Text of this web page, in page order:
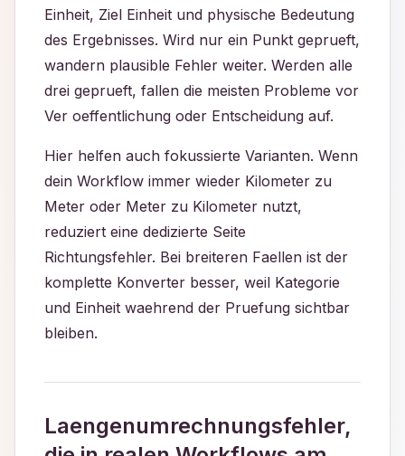
Einheit, Ziel Einheit und physische Bedeutung
des Ergebnisses. Wird nur ein Punkt geprueft,
wandern plausible Fehler weiter. Werden alle
drei geprueft, fallen die meisten Probleme vor
Ver oeffentlichung oder Entscheidung auf.
Hier helfen auch fokussierte Varianten. Wenn
dein Workflow immer wieder Kilometer zu
Meter oder Meter zu Kilometer nutzt,
reduziert eine dedizierte Seite
Richtungsfehler. Bei breiteren Faellen ist der
komplette Konverter besser, weil Kategorie
und Einheit waehrend der Pruefung sichtbar
bleiben.
Laengenumrechnungsfehler,